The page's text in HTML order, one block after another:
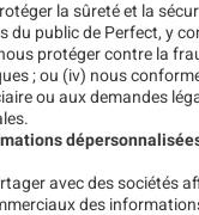
la sûreté et la
du public de Perfect, y
protéger contre la
; ou (iv) nous
ou aux demandes
avec des sociétés
des